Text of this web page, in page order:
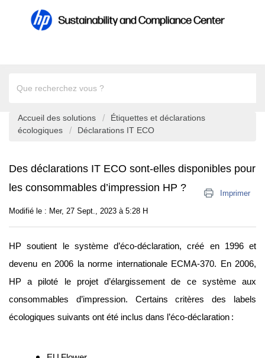
Accueil des solutions
Étiquettes et déclarations
écologiques
Déclarations IT ECO
Des déclarations IT ECO sont-elles disponibles pour
les consommables d’impression HP ?
Imprimer
Modifié le : Mer, 27 Sept., 2023 à 5:28 H
HP soutient le système d’éco-déclaration, créé en 1996 et
devenu en 2006 la norme internationale ECMA-370. En 2006,
HP a piloté le projet d’élargissement de ce système aux
consommables d’impression. Certains critères des labels
écologiques suivants ont été inclus dans l’éco-déclaration :